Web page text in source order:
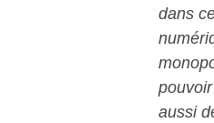
dans
aussi